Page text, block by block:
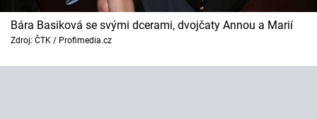
Sledujte nás
Bára Basiková se svými dcerami, dvojčaty Annou a Marií
Zdroj: ČTK / Profimedia.cz